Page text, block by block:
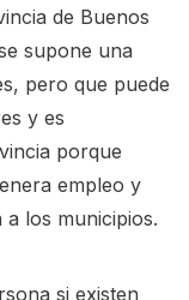
de Buenos
supone una
pero que puede
y es
porque
empleo y
los municipios.
si existen